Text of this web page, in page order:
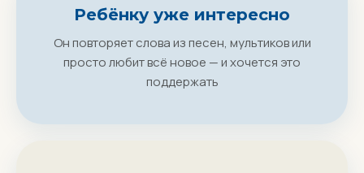
Ребёнку уже интересно
Он повторяет слова из песен, мультиков или
просто любит всё новое — и хочется это
поддержать